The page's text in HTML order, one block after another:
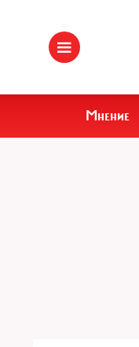
Мнение